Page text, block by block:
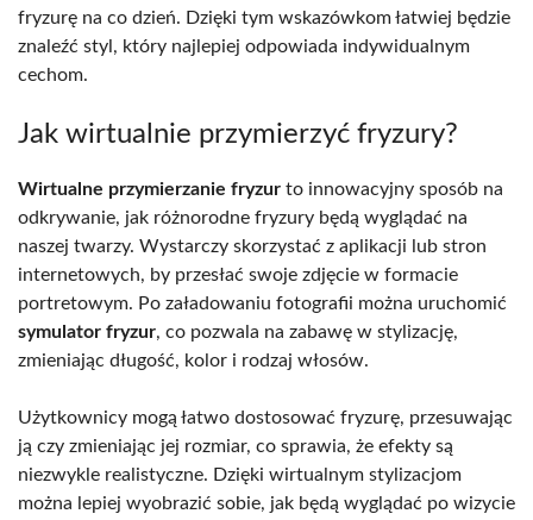
fryzurę na co dzień. Dzięki tym wskazówkom łatwiej będzie
znaleźć styl, który najlepiej odpowiada indywidualnym
cechom.
Jak wirtualnie przymierzyć fryzury?
Wirtualne przymierzanie fryzur to innowacyjny sposób na
odkrywanie, jak różnorodne fryzury będą wyglądać na
naszej twarzy. Wystarczy skorzystać z aplikacji lub stron
internetowych, by przesłać swoje zdjęcie w formacie
portretowym. Po załadowaniu fotografii można uruchomić
symulator fryzur, co pozwala na zabawę w stylizację,
zmieniając długość, kolor i rodzaj włosów.
Użytkownicy mogą łatwo dostosować fryzurę, przesuwając
ją czy zmieniając jej rozmiar, co sprawia, że efekty są
niezwykle realistyczne. Dzięki wirtualnym stylizacjom
można lepiej wyobrazić sobie, jak będą wyglądać po wizycie